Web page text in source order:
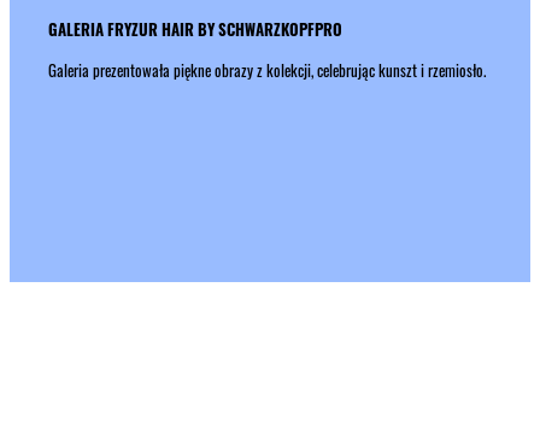
GALERIA FRYZUR HAIR BY SCHWARZKOPFPRO
Galeria prezentowała piękne obrazy z kolekcji, celebrując kunszt i rzemiosło.